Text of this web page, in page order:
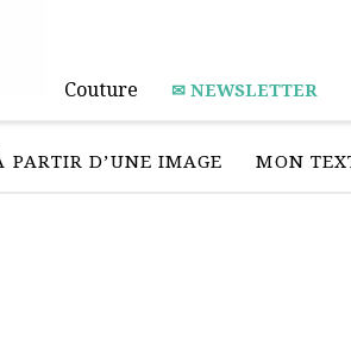
Couture ✉ NEWSLETTER
PARTIR D’UNE IMAGE MON